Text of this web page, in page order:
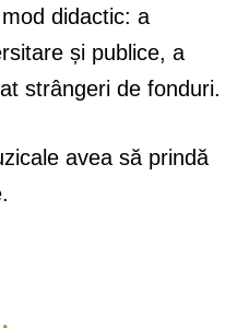
didactic: a
și publice, a
strângeri de fonduri.
avea să prindă